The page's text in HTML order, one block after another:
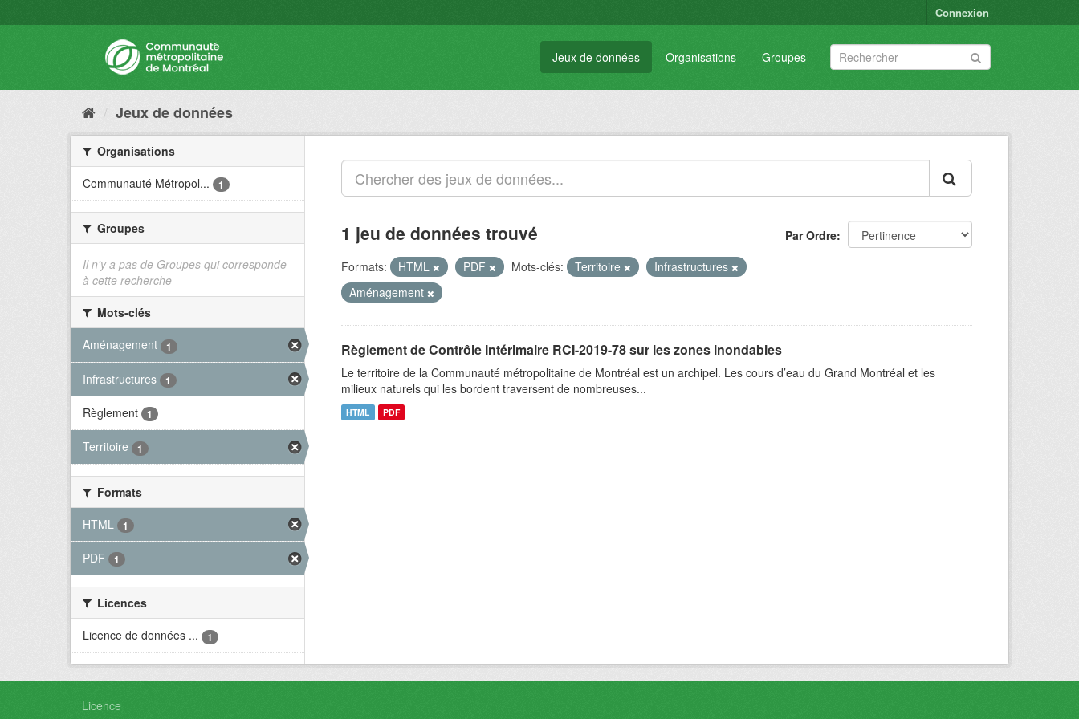
Connexion
Jeux de données Organisations Groupes
Jeux de données
Organisations
Communauté Métropol...
1
Groupes
Il n'y a pas de Groupes qui corresponde
à cette recherche
Mots-clés
Aménagement
1
Infrastructures 1
Règlement 1
Territoire 1
Formats
HTML
1
PDF 1
Licences
Licence de données ...
1
Par Ordre
1 jeu de données trouvé
Formats: HTML PDF Mots-clés: Territoire
Infrastructures
Aménagement
Règlement de Contrôle Intérimaire RCI-2019-78 sur les zones inondables
Le territoire de la Communauté métropolitaine de Montréal est un archipel. Les cours d’eau du Grand Montréal et les
milieux naturels qui les bordent traversent de nombreuses...
HTML PDF
Licence